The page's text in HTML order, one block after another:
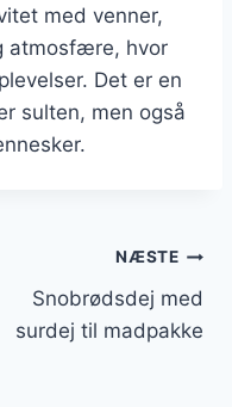
med venner,
atmosfære, hvor
Det er en
sulten, men også
NÆSTE
Snobrødsdej med
surdej til madpakke